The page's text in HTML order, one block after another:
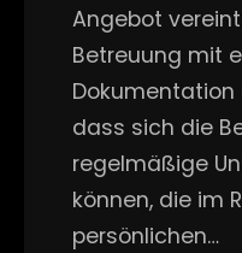
Angebot
Betreuung mit
Dokumentation
dass sich die
regelmäßige
können, die im
persönlichen…